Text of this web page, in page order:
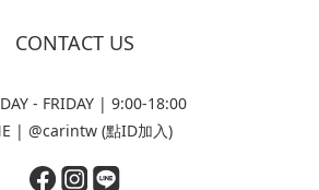
CONTACT US
- FRIDAY | 9:00-18:00
| @carintw (點ID加入)